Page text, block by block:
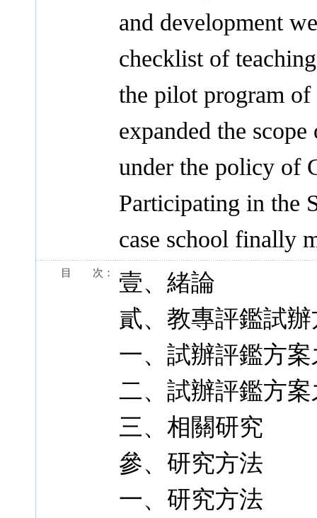
and development
checklist of
the pilot program of
expanded the
under the policy of
Participating in the
case school finally
目 次：
壹、緒論
貳、教專評鑑試
一、試辦評鑑方
二、試辦評鑑方
三、相關研究
參、研究方法
一、研究方法